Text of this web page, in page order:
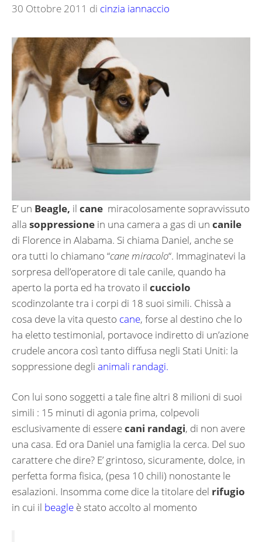
30 Ottobre 2011 di cinzia iannaccio
E’ un Beagle, il cane miracolosamente sopravvissuto
alla soppressione in una camera a gas di un canile
di Florence in Alabama. Si chiama Daniel, anche se
ora tutti lo chiamano “cane miracolo“. Immaginatevi la
sorpresa dell’operatore di tale canile, quando ha
aperto la porta ed ha trovato il cucciolo
scodinzolante tra i corpi di 18 suoi simili. Chissà a
cosa deve la vita questo cane, forse al destino che lo
ha eletto testimonial, portavoce indiretto di un’azione
crudele ancora così tanto diffusa negli Stati Uniti: la
soppressione degli animali randagi.
Con lui sono soggetti a tale fine altri 8 milioni di suoi
simili : 15 minuti di agonia prima, colpevoli
esclusivamente di esserecani randagi, di non avere
una casa. Ed ora Daniel una famiglia la cerca. Del suo
carattere che dire? E’ grintoso, sicuramente, dolce, in
perfetta forma fisica, (pesa 10 chili) nonostante le
esalazioni. Insomma come dice la titolare del rifugio
in cui il beagle è stato accolto al momento